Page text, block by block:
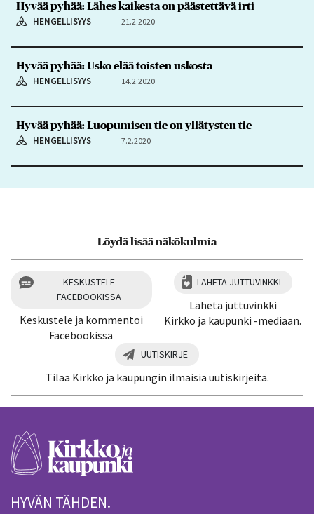
Hyvää pyhää: Lähes kaikesta on päästettävä irti
HENGELLISYYS 21.2.2020
Hyvää pyhää: Usko elää toisten uskosta
HENGELLISYYS 14.2.2020
Hyvää pyhää: Luopumisen tie on yllätysten tie
HENGELLISYYS 7.2.2020
Löydä lisää näkökulmia
KESKUSTELE
FACEBOOKISSA
Keskustele ja kommentoi
Facebookissa
LÄHETÄ JUTTUVINKKI
Lähetä juttuvinkki
Kirkko ja kaupunki -mediaan.
UUTISKIRJE
Tilaa Kirkko ja kaupungin ilmaisia uutiskirjeitä.
HYVÄN TÄHDEN.